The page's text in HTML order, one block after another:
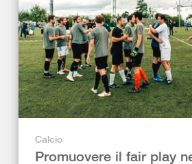
Calcio
Promuovere il fair play